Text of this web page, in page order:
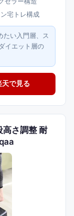
宅トレ構成
たい入門層、ス
イエット層の
天で見る
さ調整 耐